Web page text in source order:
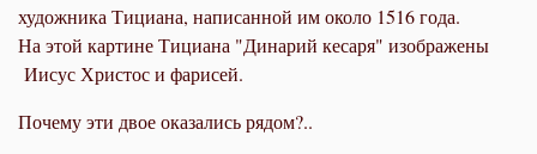
художника Тициана, написанной им около 1516 года.
На этой картине Тициана "Динарий кесаря" изображены
Иисус Христос и фарисей.
Почему эти двое оказались рядом?..